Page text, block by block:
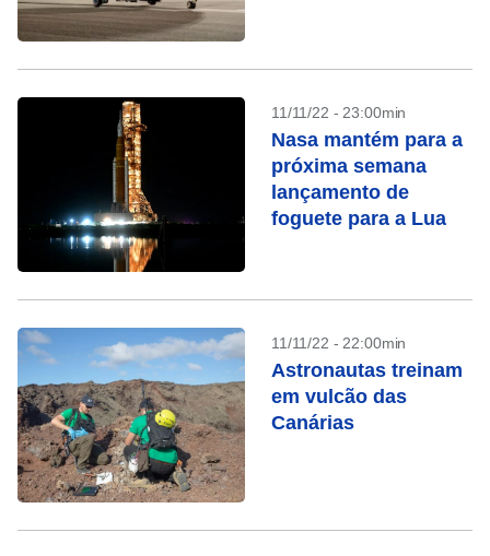
11/11/22 - 23:00min
Nasa mantém para a
próxima semana
lançamento de
foguete para a Lua
11/11/22 - 22:00min
Astronautas treinam
em vulcão das
Canárias